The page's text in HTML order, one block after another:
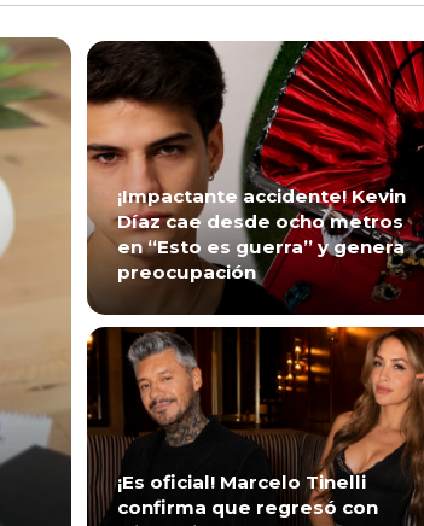
¡Impactante accidente! Kevin
Díaz cae desde ocho metros
en “Esto es guerra” y genera
preocupación
¡Es oficial! Marcelo Tinelli
confirma que regresó con